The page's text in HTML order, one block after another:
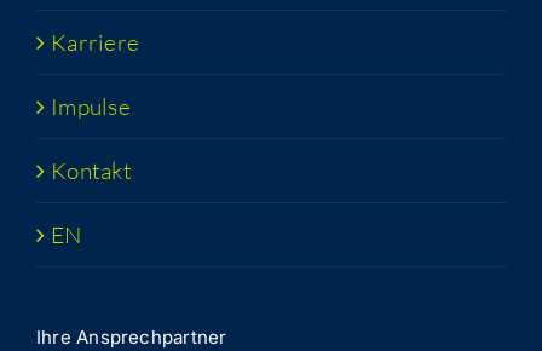
Kar­rie­re
Impul­se
Kon­takt
EN
Ihre Ansprech­part­ner